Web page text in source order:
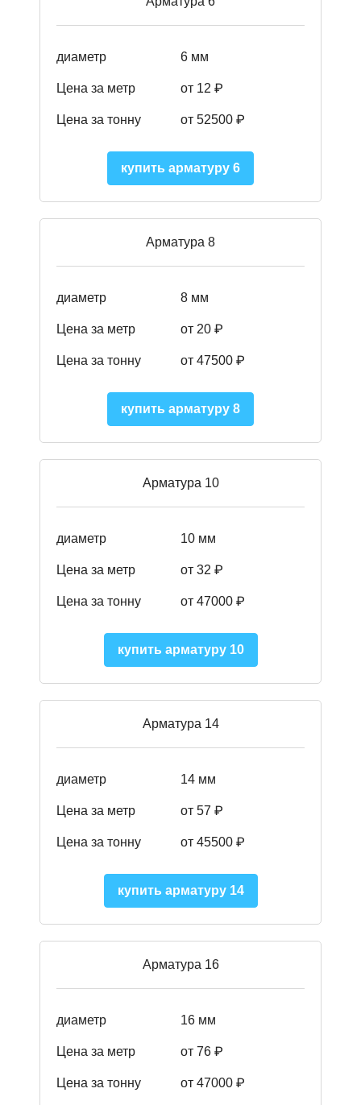
диаметр 6 мм
Цена за метр от 12 ₽
Цена за тонну от 52500 ₽
купить арматуру 6
Арматура 8
диаметр 8 мм
Цена за метр от 20 ₽
Цена за тонну от 47500 ₽
купить арматуру 8
Арматура 10
диаметр 10 мм
Цена за метр от 32 ₽
Цена за тонну от 47000 ₽
купить арматуру 10
Арматура 14
диаметр 14 мм
Цена за метр от 57 ₽
Цена за тонну от 45500 ₽
купить арматуру 14
Арматура 16
диаметр 16 мм
Цена за метр от 76 ₽
Цена за тонну от 47000 ₽